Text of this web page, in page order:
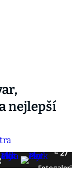
nejlepší
27